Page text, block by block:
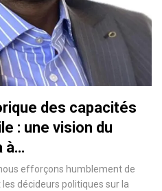
des capacités
: une vision du
à…
efforçons humblement de
décideurs politiques sur la